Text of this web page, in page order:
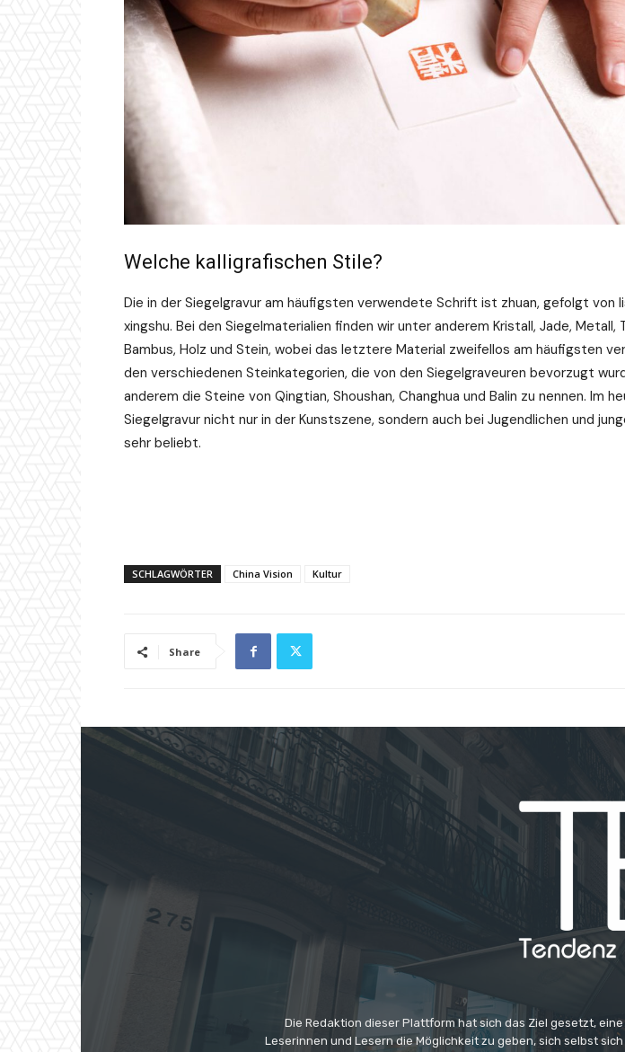
Welche kalligrafischen Stile?
Die in der Siegelgravur am häufigsten verwendete Schrift ist zhuan, gefolgt von
xingshu. Bei den Siegelmaterialien finden wir unter anderem Kristall, Jade, Metall,
Bambus, Holz und Stein, wobei das letztere Material zweifellos am häufigsten
den verschiedenen Steinkategorien, die von den Siegelgraveuren bevorzugt
anderem die Steine von Qingtian, Shoushan, Changhua und Balin zu nennen. Im
Siegelgravur nicht nur in der Kunstszene, sondern auch bei Jugendlichen und
sehr beliebt.
SCHLAGWÖRTER China Vision Kultur
Share
Die Redaktion dieser Plattform hat sich das Ziel gesetzt,
Leserinnen und Lesern die Möglichkeit zu geben, sich selbst